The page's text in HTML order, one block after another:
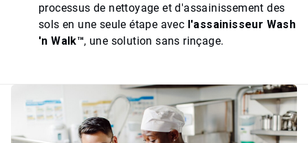
processus de nettoyage et d'assainissement des
sols en une seule étape avec l'assainisseur​​​ Wash
'n Walk™, une solution sans rinçage.